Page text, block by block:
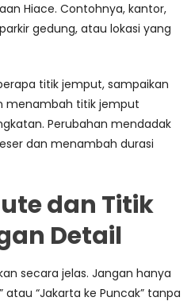
Hiace. Contohnya, kantor,
gedung, atau lokasi yang
titik jemput, sampaikan
menambah titik jemput
Perubahan mendadak
dan menambah durasi
dan Titik
Detail
secara jelas. Jangan hanya
atau “Jakarta ke Puncak” tanpa